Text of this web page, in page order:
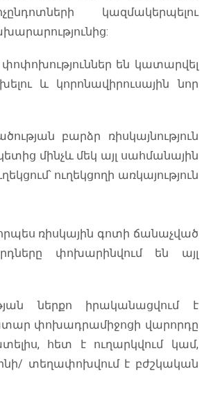
կազմակերպելու
են կատարվել
և կորոնավիրուսային նոր
բարձր ռիսկայնություն
մինչև մեկ այլ սահմանային
ուղեկցողի առկայություն
ռիսկային գոտի ճանաչված
փոխարինվում են այլ
ներքո իրականացվում է
փոխադրամիջոցի վարորդը
հետ է ուղարկվում կամ,
տեղափոխվում է բժշկական